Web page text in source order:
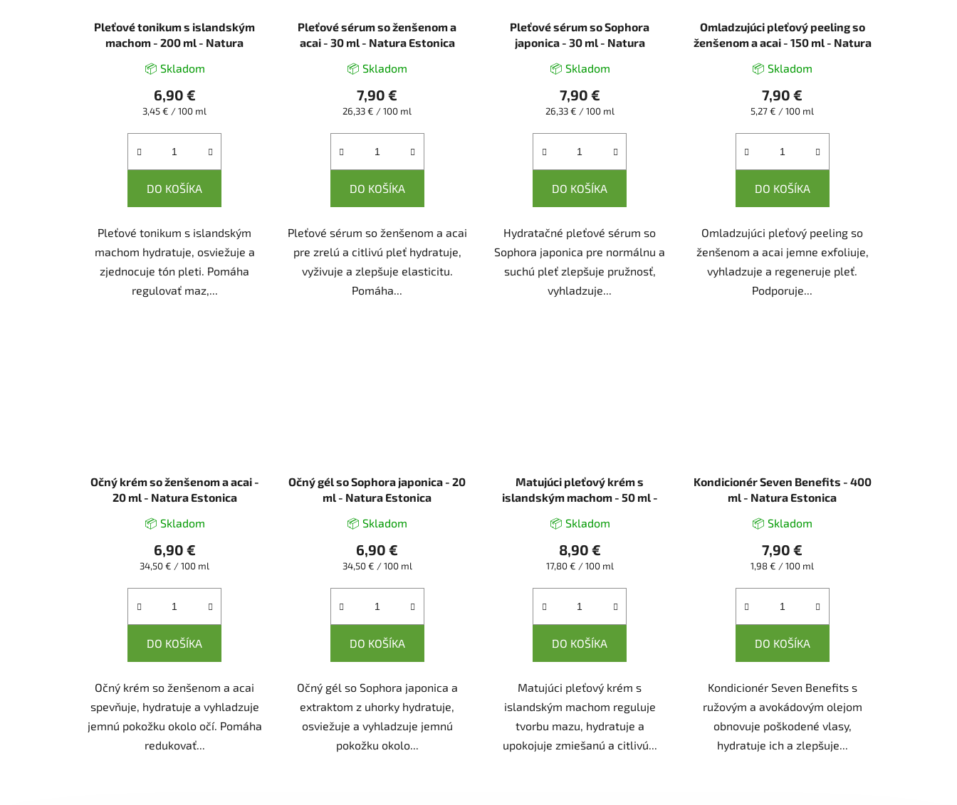
Pleťové tonikum s islandským
machom - 200 ml - Natura
📦 Skladom
6,90 €
Jednotková
3,45 € / 100 ml
DO KOŠÍKA
Pleťové tonikum s islandským
machom hydratuje, osviežuje a
zjednocuje tón pleti. Pomáha
regulovať maz,...
Pleťové sérum so ženšenom a
acai - 30 ml - Natura Estonica
📦 Skladom
7,90 €
Jednotková
26,33 € / 100 ml
DO KOŠÍKA
Pleťové sérum so ženšenom a acai
pre zrelú a citlivú pleť hydratuje,
vyživuje a zlepšuje elasticitu.
Pomáha...
Pleťové sérum so Sophora
japonica - 30 ml - Natura
📦 Skladom
7,90 €
Jednotková
26,33 € / 100 ml
DO KOŠÍKA
Hydratačné pleťové sérum so
Sophora japonica pre normálnu a
suchú pleť zlepšuje pružnosť,
vyhladzuje...
Omladzujúci pleťový peeling so
ženšenom a acai - 150 ml - Natura
📦 Skladom
7,90 €
Jednotková
5,27 € / 100 ml
DO KOŠÍKA
Omladzujúci pleťový peeling so
ženšenom a acai jemne exfoliuje,
vyhladzuje a regeneruje pleť.
Podporuje...
Očný krém so ženšenom a acai -
20 ml - Natura Estonica
📦 Skladom
6,90 €
Jednotková
34,50 € / 100 ml
DO KOŠÍKA
Očný krém so ženšenom a acai
spevňuje, hydratuje a vyhladzuje
jemnú pokožku okolo očí. Pomáha
redukovať...
Očný gél so Sophora japonica - 20
ml - Natura Estonica
📦 Skladom
6,90 €
Jednotková
34,50 € / 100 ml
DO KOŠÍKA
Očný gél so Sophora japonica a
extraktom z uhorky hydratuje,
osviežuje a vyhladzuje jemnú
pokožku okolo...
Matujúci pleťový krém s
islandským machom - 50 ml -
📦 Skladom
8,90 €
Jednotková
17,80 € / 100 ml
DO KOŠÍKA
Matujúci pleťový krém s
islandským machom reguluje
tvorbu mazu, hydratuje a
upokojuje zmiešanú a citlivú...
Kondicionér Seven Benefits - 400
ml - Natura Estonica
📦 Skladom
7,90 €
Jednotková
1,98 € / 100 ml
DO KOŠÍKA
Kondicionér Seven Benefits s
ružovým a avokádovým olejom
obnovuje poškodené vlasy,
hydratuje ich a zlepšuje...